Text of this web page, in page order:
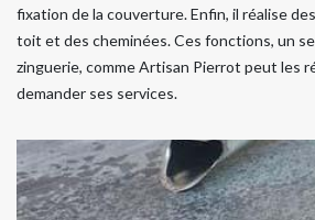
fixation de la couverture. Enfin, il réalise
toit et des cheminées. Ces fonctions, un
zinguerie, comme Artisan Pierrot peut les
demander ses services.